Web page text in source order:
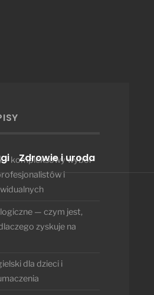
Zdrowie i uroda
– kompleksowy wybór
i
— czym jest,
zyskuje na
dla dzieci i